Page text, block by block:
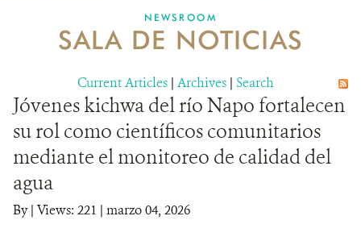
MECANISMO DE ATENCIÓN DE QUEJAS Y RECLAMOS
DONA
NEWSROOM
SALA DE NOTICIAS
Current Articles | Archives | Search
Jóvenes kichwa del río Napo fortalecen
su rol como científicos comunitarios
mediante el monitoreo de calidad del
agua
By| Views: 221 | marzo 04, 2026